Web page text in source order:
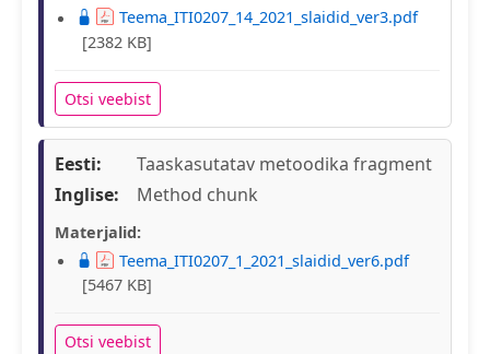
Teema_ITI0207_14_2021_slaidid_ver3.pdf
[2382 KB]
Otsi veebist
Eesti:
Taaskasutatav metoodika fragment
Inglise:
Method chunk
Materjalid:
Teema_ITI0207_1_2021_slaidid_ver6.pdf
[5467 KB]
Otsi veebist